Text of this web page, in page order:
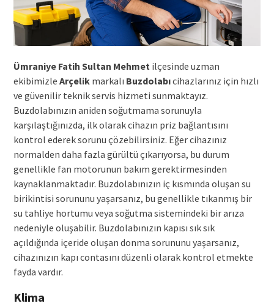
Ümraniye Fatih Sultan Mehmetilçesinde uzman
ekibimizle Arçelikmarkalı Buzdolabıcihazlarınız için hızlı
ve güvenilir teknik servis hizmeti sunmaktayız.
Buzdolabınızın aniden soğutmama sorunuyla
karşılaştığınızda, ilk olarak cihazın priz bağlantısını
kontrol ederek sorunu çözebilirsiniz. Eğer cihazınız
normalden daha fazla gürültü çıkarıyorsa, bu durum
genellikle fan motorunun bakım gerektirmesinden
kaynaklanmaktadır. Buzdolabınızın iç kısmında oluşan su
birikintisi sorununu yaşarsanız, bu genellikle tıkanmış bir
su tahliye hortumu veya soğutma sistemindeki bir arıza
nedeniyle oluşabilir. Buzdolabınızın kapısı sık sık
açıldığında içeride oluşan donma sorununu yaşarsanız,
cihazınızın kapı contasını düzenli olarak kontrol etmekte
fayda vardır.
Klima